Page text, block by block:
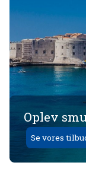
Oplev
Se vores